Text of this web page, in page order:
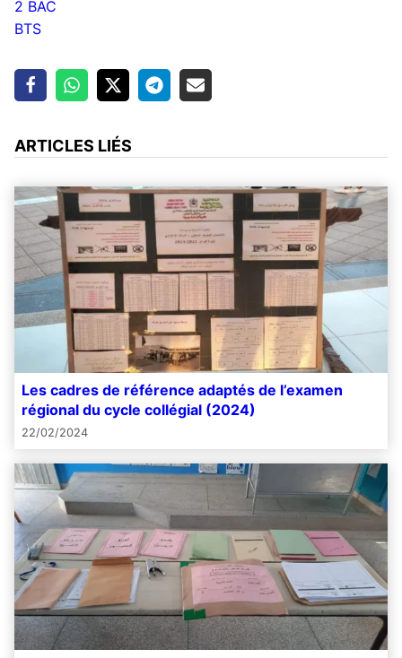
2 BAC
BTS
ARTICLES LIÉS
Les cadres de référence adaptés de l’examen
régional du cycle collégial (2024)
22/02/2024